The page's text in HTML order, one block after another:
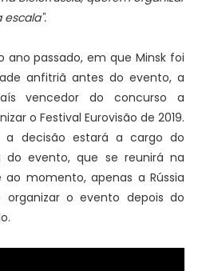
ano passado, em que Minsk foi
anfitriã antes do evento, a
vencedor do concurso a
o Festival Eurovisão de 2019.
a decisão estará a cargo do
do evento, que se reunirá na
momento, apenas a Rússia
organizar o evento depois do